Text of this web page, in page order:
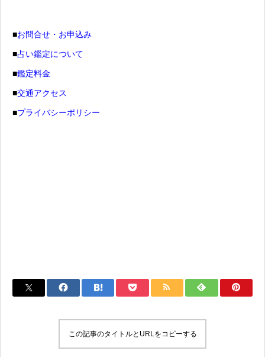
■お問合せ・お申込み
■占い鑑定について
■鑑定料金
■交通アクセス
■プライバシーポリシー
この記事のタイトルとURLをコピーする